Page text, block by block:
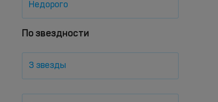
Недорого
По звездности
3 звезды